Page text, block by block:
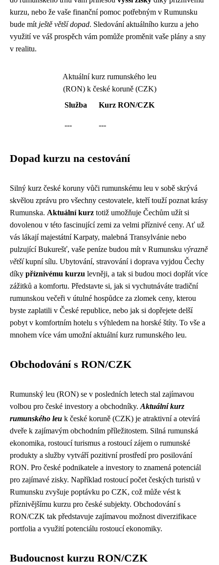
kurzu, nebo že vaše finanční pomoc potřebným v Rumunsku
bude mít ještě větší dopad. Sledování aktuálního kurzu a jeho
využití ve váš prospěch vám pomůže proměnit vaše plány a sny
v realitu.
Aktuální kurz rumunského leu
(RON) k české koruně (CZK)
Služba
Kurz RON/CZK
--- ---
Dopad kurzu na cestování
Silný kurz české koruny vůči rumunskému leu v sobě skrývá
skvělou zprávu pro všechny cestovatele, kteří touží poznat krásy
Rumunska. Aktuální kurz totiž umožňuje Čechům užít si
dovolenou v této fascinující zemi za velmi příznivé ceny. Ať už
vás lákají majestátní Karpaty, malebná Transylvánie nebo
pulzující Bukurešť, vaše peníze budou mít v Rumunsku výrazně
většíkupní sílu. Ubytování, stravování i doprava vyjdou Čechy
díky příznivému kurzu levněji, a tak si budou moci dopřát více
zážitků a komfortu. Představte si, jak si vychutnáváte tradiční
rumunskou večeři v útulné hospůdce za zlomek ceny, kterou
byste zaplatili v České republice, nebo jak si dopřejete delší
pobyt v komfortním hotelu s výhledem na horské štíty. To vše a
mnohem více vám umožní aktuální kurz rumunského leu.
Obchodování s RON/CZK
Rumunský leu (RON) se v posledních letech stal zajímavou
volbou pro české investory a obchodníky. Aktuální kurz
rumunského leu k české koruně (CZK) je atraktivní a otevírá
dveře k zajímavým obchodním příležitostem. Silná rumunská
ekonomika, rostoucí turismus a rostoucí zájem o rumunské
produkty a služby vytváří pozitivní prostředí pro posilování
RON. Pro české podnikatele a investory to znamená potenciál
pro zajímavé zisky. Například rostoucí počet českých turistů v
Rumunsku zvyšuje poptávku po CZK, což může vést k
příznivějšímu kurzu pro české subjekty. Obchodování s
RON/CZK tak představuje zajímavou možnost diverzifikace
portfolia a využití potenciálu rostoucí ekonomiky.
Budoucnost kurzu RON/CZK